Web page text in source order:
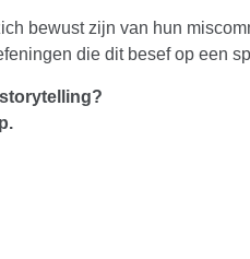
bewust zijn van hun
die dit besef op een